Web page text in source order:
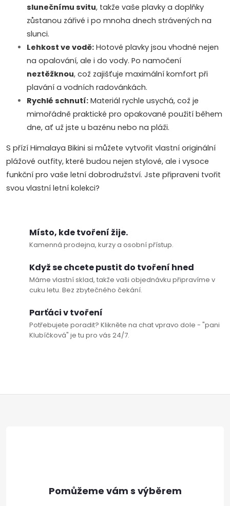
u
slunečnímu svitu, takže vaše plavky a doplňky
zůstanou zářivé i po mnoha dnech strávených na
slunci.
Lehkost ve vodě: Hotové plavky jsou vhodné nejen
na opalování, ale i do vody. Po namočení
neztěžknou, což zajišťuje maximální komfort při
plavání a vodních radovánkách.
Rychlé schnutí: Materiál rychle usychá, což je
mimořádně praktické pro opakované použití během
dne, ať už jste u bazénu nebo na pláži.
S přízí Himalaya Bikini si můžete vytvořit vlastní originální
plážové outfity, které budou nejen stylové, ale i vysoce
funkční pro vaše letní dobrodružství. Jste připraveni tvořit
svou vlastní letní kolekci?
Místo, kde tvoření žije.
Kamenná prodejna, kurzy a osobní přístup.
Když se chcete pustit do tvoření hned
Máme vlastní sklad, takže vaši objednávku připravíme v
cuku letu. Bez zbytečného čekání.
Parťáci v tvoření
Potřebujete poradit? Klikněte na chat vpravo dole - "pani
Klubíčková" je tu pro vás 24/7.